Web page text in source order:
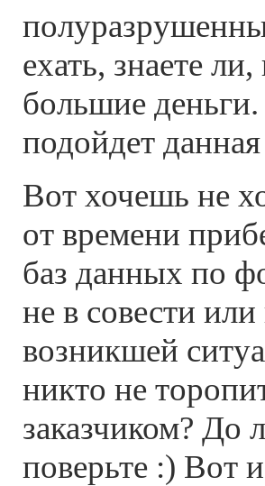
ехать, знаете
большие
подойдет
Вот хочешь не
от времени
баз данных по
не в совести
возникшей
никто не
заказчиком? До
поверьте :) Вот